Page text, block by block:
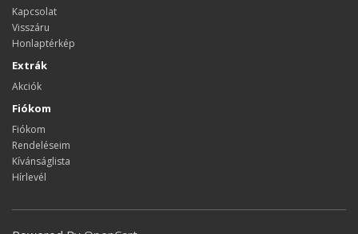
Kapcsolat
Visszáru
Honlaptérkép
Extrák
Akciók
Fiókom
Fiókom
Rendeléseim
Kívánságlista
Hírlevél